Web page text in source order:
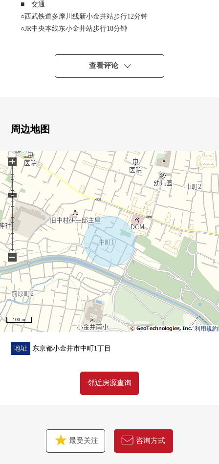
■ 交通
○西武铁道多摩川线新小金井站步行12分钟
○JR中央本线东小金井站步行18分钟
■ 推荐焦点
○第一类低层住宅专用区里面的清静的住宅区
○房型3LDK
○宽敞的约18.6张塌塌米LDK
○有洗碗机的组合厨房
○有2个地方阳台
○有TV监视器的内部对讲机
○汽车空间2台分(出自车型的)
■ 在找想要的家方面给予帮助的━━━━━・・・
房源的详细、需讨论是如有意向，请跟我们联系。
查看评论
周边地图
利用規約
100 m
+
−
地址 东京都小金井市中町1丁目
邻近房源查询
最受关注 咨询方式